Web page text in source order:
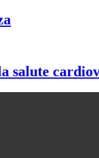
salute